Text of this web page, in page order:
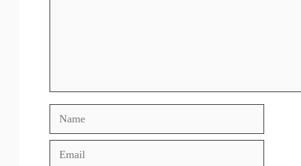
Name
Email